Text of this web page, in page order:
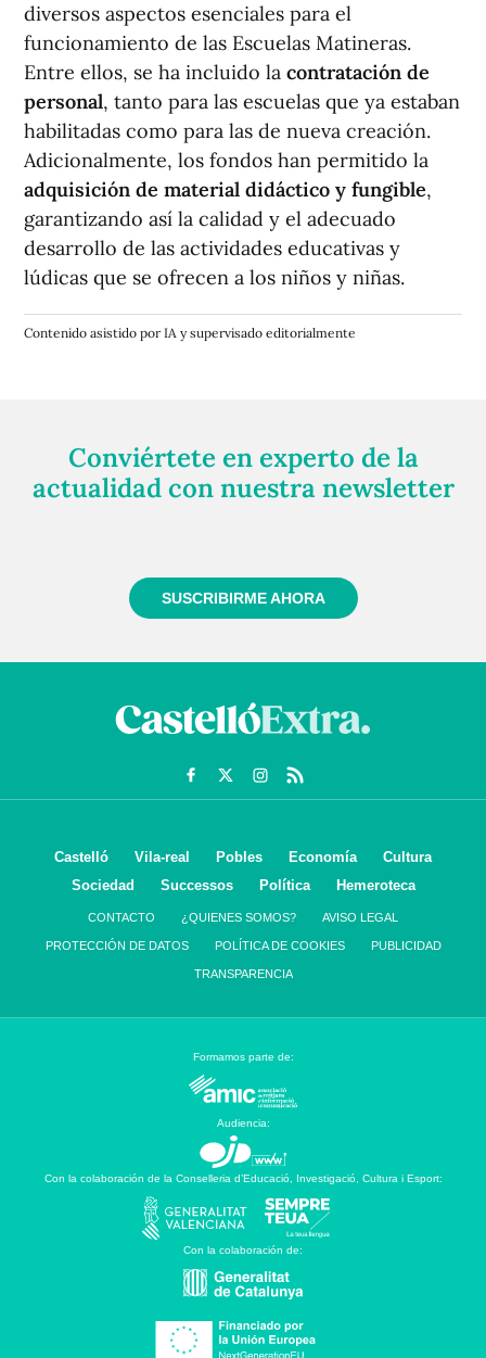
diversos aspectos esenciales para el
funcionamiento de las Escuelas Matineras.
Entre ellos, se ha incluido la contratación de
personal, tanto para las escuelas que ya estaban
habilitadas como para las de nueva creación.
Adicionalmente, los fondos han permitido la
adquisición de material didáctico y fungible,
garantizando así la calidad y el adecuado
desarrollo de las actividades educativas y
lúdicas que se ofrecen a los niños y niñas.
Contenido asistido por IA y supervisado editorialmente
Conviértete en experto de la
actualidad con nuestra newsletter
SUSCRIBIRME AHORA
Castelló Vila-real Pobles Economía
Cultura
Sociedad
Successos Política Hemeroteca
CONTACTO ¿QUIENES SOMOS? AVISO LEGAL
PROTECCIÓN DE DATOS POLÍTICA DE COOKIES PUBLICIDAD
TRANSPARENCIA
Formamos parte de:
Audiencia:
Con la colaboración de la Conselleria d’Educació, Investigació, Cultura i Esport:
Con la colaboración de: